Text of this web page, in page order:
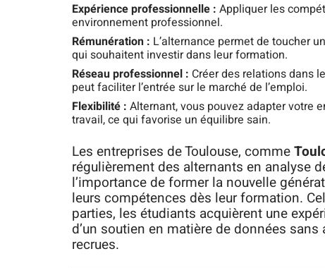
Expérience professionnelle : Appliquer les
environnement professionnel.
Rémunération : L’alternance permet de toucher
qui souhaitent investir dans leur formation.
Réseau professionnel : Créer des relations dans
peut faciliter l’entrée sur le marché de l’emploi.
Flexibilité : Alternant, vous pouvez adapter votre
travail, ce qui favorise un équilibre sain.
Les entreprises de Toulouse, comme
régulièrement des alternants en analyse
l’importance de former la nouvelle
leurs compétences dès leur formation.
parties, les étudiants acquièrent une
d’un soutien en matière de données
recrues.